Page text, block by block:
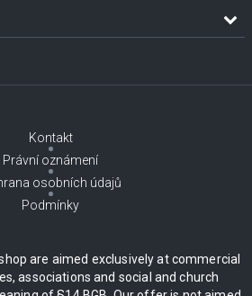
Kontakt
Právní oznámení
osobních údajů
Podmínky
are aimed exclusively at commercial
associations and social and church